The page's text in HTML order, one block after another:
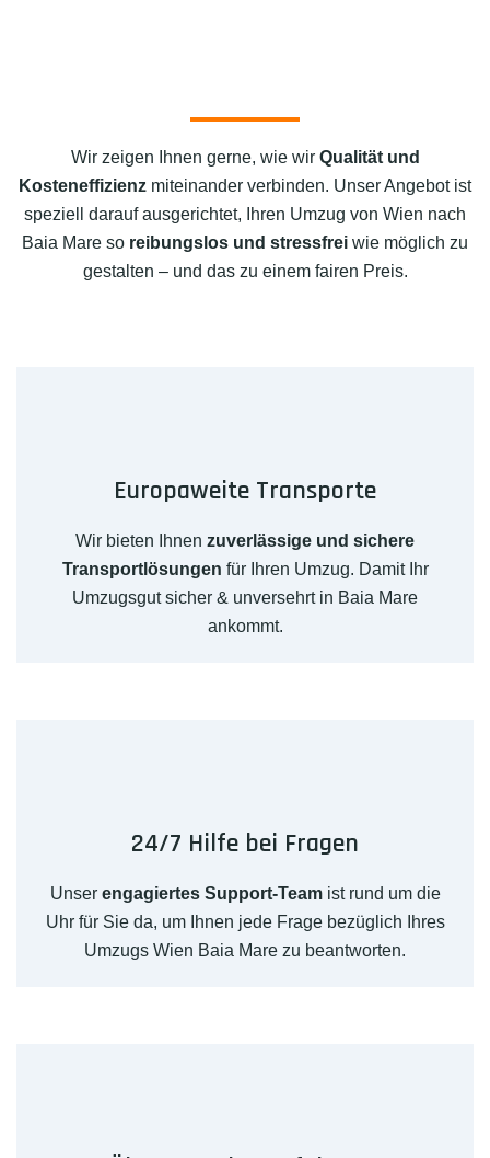
Wir zeigen Ihnen gerne, wie wir Qualität und
Kosteneffizienz miteinander verbinden. Unser Angebot ist
speziell darauf ausgerichtet, Ihren Umzug von Wien nach
Baia Mare so reibungslos und stressfrei wie möglich zu
gestalten – und das zu einem fairen Preis.
Europaweite Transporte
Wir bieten Ihnen zuverlässige und sichere
Transportlösungen für Ihren Umzug. Damit Ihr
Umzugsgut sicher & unversehrt in Baia Mare
ankommt.
24/7 Hilfe bei Fragen
Unser engagiertes Support-Teamist rund um die
Uhr für Sie da, um Ihnen jede Frage bezüglich Ihres
Umzugs Wien Baia Mare zu beantworten.